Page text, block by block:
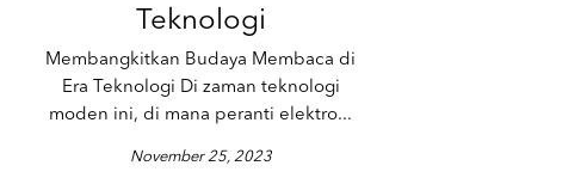
Teknologi
Membangkitkan Budaya Membaca di
Era Teknologi Di zaman teknologi
moden ini, di mana peranti elektro...
November 25, 2023